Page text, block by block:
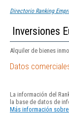
Directorio Ranking
Inversiones
Alquiler de bienes
Datos
La información del
la base de datos de
Más información